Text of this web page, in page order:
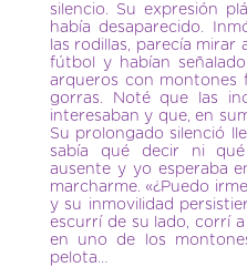
silencio. Su expresión
había desaparecido.
las rodillas, parecía mirar
fútbol y habían
arqueros con montones
gorras. Noté que las
interesaban y que, en
Su prolongado silenció
sabía qué decir ni
ausente y yo esperaba
marcharme. «¿Puedo
y su inmovilidad
escurrí de su lado, corrí
en uno de los
pelota…